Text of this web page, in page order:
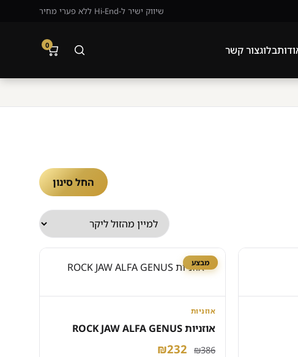
שיווק ישיר ל-Hi-End ללא פערי מחיר
בלוגצור קשר 0
החל סינון
מבצע
אוזניות
אוזניות ROCK JAW ALFA GENUS
₪386
המחיר
₪232